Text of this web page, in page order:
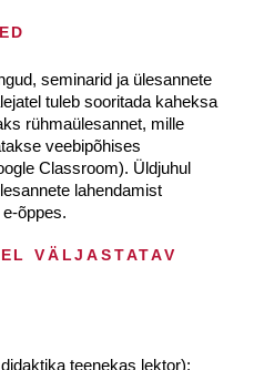
seminarid ja ülesannete
tuleb sooritada kaheksa
rühmaülesannet, mille
veebipõhises
Classroom). Üldjuhul
lahendamist
õppes.
VÄLJASTATAV
teenekas lektor);